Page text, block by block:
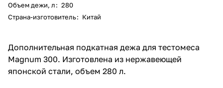
Объем дежи, л: 280
Страна-изготовитель: Китай
Дополнительная подкатная дежа для тестомеса
Magnum 300. Изготовлена из нержавеющей
японской стали, объем 280 л.